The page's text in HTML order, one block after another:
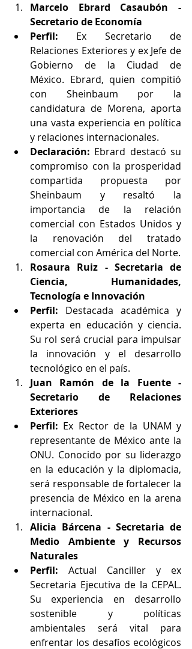
Marcelo Ebrard Casaubón -
Secretario de Economía
Perfil: Ex Secretario de
Relaciones Exteriores y ex Jefe de
Gobierno de la Ciudad de
México. Ebrard, quien compitió
con Sheinbaum por la
candidatura de Morena, aporta
una vasta experiencia en política
y relaciones internacionales.
Declaración: Ebrard destacó su
compromiso con la prosperidad
compartida propuesta por
Sheinbaum y resaltó la
importancia de la relación
comercial con Estados Unidos y
la renovación del tratado
comercial con América del Norte.
Rosaura Ruiz - Secretaria de
Ciencia, Humanidades,
Tecnología e Innovación
Perfil: Destacada académica y
experta en educación y ciencia.
Su rol será crucial para impulsar
la innovación y el desarrollo
tecnológico en el país.
Juan Ramón de la Fuente -
Secretario de Relaciones
Exteriores
Perfil: Ex Rector de la UNAM y
representante de México ante la
ONU. Conocido por su liderazgo
en la educación y la diplomacia,
será responsable de fortalecer la
presencia de México en la arena
internacional.
Alicia Bárcena - Secretaria de
Medio Ambiente y Recursos
Naturales
Perfil: Actual Canciller y ex
Secretaria Ejecutiva de la CEPAL.
Su experiencia en desarrollo
sostenible y políticas
ambientales será vital para
enfrentar los desafíos ecológicos